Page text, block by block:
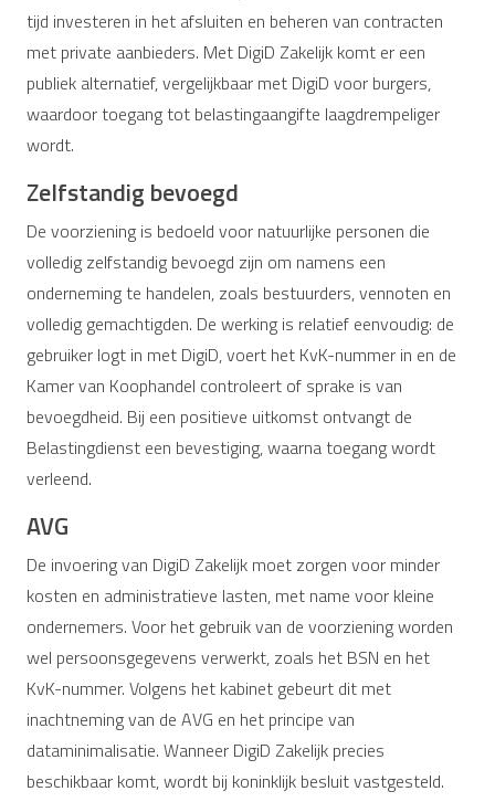
tijd investeren in het afsluiten en beheren van contracten
met private aanbieders. Met DigiD Zakelijk komt er een
publiek alternatief, vergelijkbaar met DigiD voor burgers,
waardoor toegang tot belastingaangifte laagdrempeliger
wordt.
Zelfstandig bevoegd
De voorziening is bedoeld voor natuurlijke personen die
volledig zelfstandig bevoegd zijn om namens een
onderneming te handelen, zoals bestuurders, vennoten en
volledig gemachtigden. De werking is relatief eenvoudig: de
gebruiker logt in met DigiD, voert het KvK-nummer in en de
Kamer van Koophandel controleert of sprake is van
bevoegdheid. Bij een positieve uitkomst ontvangt de
Belastingdienst een bevestiging, waarna toegang wordt
verleend.
AVG
De invoering van DigiD Zakelijk moet zorgen voor minder
kosten en administratieve lasten, met name voor kleine
ondernemers. Voor het gebruik van de voorziening worden
wel persoonsgegevens verwerkt, zoals het BSN en het
KvK-nummer. Volgens het kabinet gebeurt dit met
inachtneming van de AVG en het principe van
dataminimalisatie. Wanneer DigiD Zakelijk precies
beschikbaar komt, wordt bij koninklijk besluit vastgesteld.